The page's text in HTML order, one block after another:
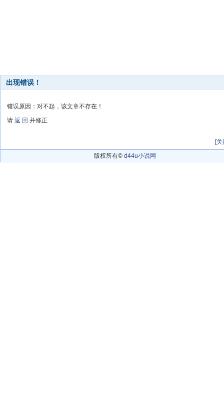
出现错误！
错误原因：对不起，该文章不存在！
请 返 回 并修正
[关
版权所有© d44u小说网